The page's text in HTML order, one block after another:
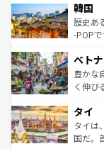
ワイを、存
はコン
いる。
ビング
い。オ
参照し
ン）、
と山間
驚きを
容にも
照して
韓国
歴史あ
-POP
き、地
できる
まで、
リティ
覧を参
ベト
豊かな
く伸び
急速な
ーチミ
醸し出
タイ
タイは
国だ。